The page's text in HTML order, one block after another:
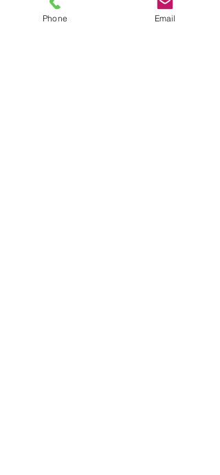
admin@openheartkitchen.org
Phone Email